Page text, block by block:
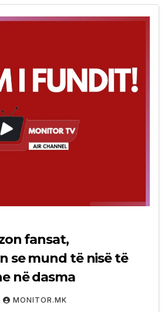
fansat,
se mund të nisë të
në dasma
MONITOR.MK